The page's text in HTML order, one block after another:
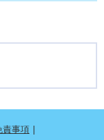
責事項